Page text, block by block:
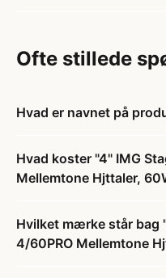
Ofte stillede
Hvad er navnet på
Hvad koster "4" IMG
Mellemtone Hjttaler,
Hvilket mærke står bag
4/60PRO Mellemtone